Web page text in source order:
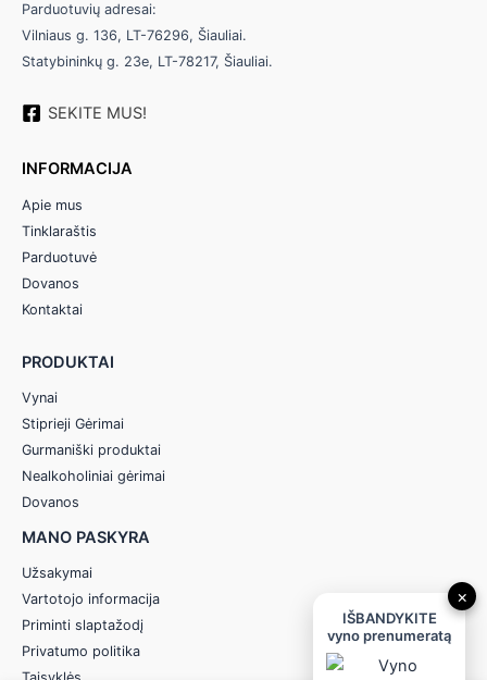
Parduotuvių adresai:
Vilniaus g. 136, LT-76296, Šiauliai.
Statybininkų g. 23e, LT-78217, Šiauliai.
SEKITE MUS!
INFORMACIJA
Apie mus
Tinklaraštis
Parduotuvė
Dovanos
Kontaktai
PRODUKTAI
Vynai
Stiprieji Gėrimai
Gurmaniški produktai
Nealkoholiniai gėrimai
Dovanos
MANO PASKYRA
Užsakymai
Vartotojo informacija
Priminti slaptažodį
Privatumo politika
×
IŠBANDYKITE
vyno prenumeratą